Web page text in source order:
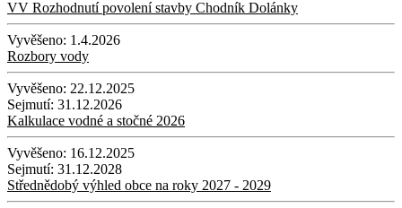
VV Rozhodnutí povolení stavby Chodník Dolánky
Vyvěšeno: 1.4.2026
Rozbory vody
Vyvěšeno: 22.12.2025
Sejmutí: 31.12.2026
Kalkulace vodné a stočné 2026
Vyvěšeno: 16.12.2025
Sejmutí: 31.12.2028
Střednědobý výhled obce na roky 2027 - 2029